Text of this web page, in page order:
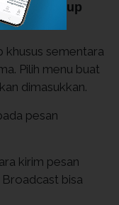
Grup
khusus sementara
Pilih menu buat
dimasukkan.
pesan
kirim pesan
bisa